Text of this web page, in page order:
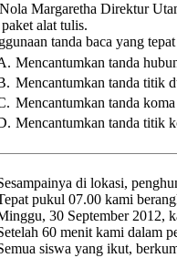
Margaretha Direktur
alat tulis.
tanda baca yang
Mencantumkan tanda
Mencantumkan tanda titik
Mencantumkan tanda
Mencantumkan tanda titik
di lokasi,
pukul 07.00 kami
30 September 2012,
60 menit kami dalam
siswa yang ikut,